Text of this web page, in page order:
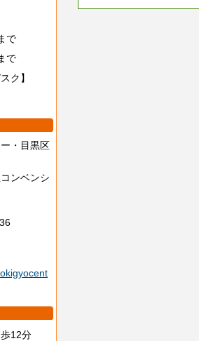
で
で
ク】
・目黒区
ンベンシ
歩12分